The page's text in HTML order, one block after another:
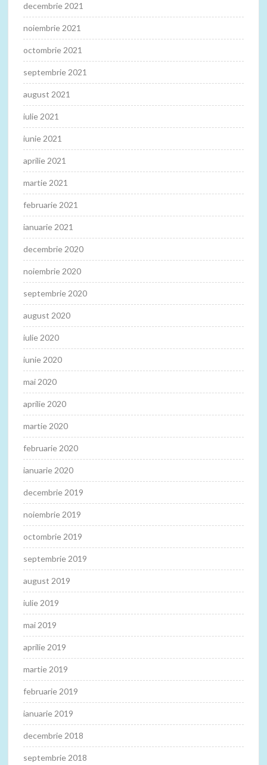
decembrie 2021
noiembrie 2021
octombrie 2021
septembrie 2021
august 2021
iulie 2021
iunie 2021
aprilie 2021
martie 2021
februarie 2021
ianuarie 2021
decembrie 2020
noiembrie 2020
septembrie 2020
august 2020
iulie 2020
iunie 2020
mai 2020
aprilie 2020
martie 2020
februarie 2020
ianuarie 2020
decembrie 2019
noiembrie 2019
octombrie 2019
septembrie 2019
august 2019
iulie 2019
mai 2019
aprilie 2019
martie 2019
februarie 2019
ianuarie 2019
decembrie 2018
septembrie 2018